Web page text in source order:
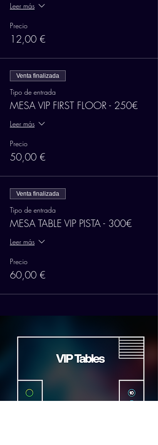
Leer más
Precio
12,00 €
Venta finalizada
Tipo de entrada
MESA VIP FIRST FLOOR - 250€
Leer más
Precio
50,00 €
Venta finalizada
Tipo de entrada
MESA TABLE VIP PISTA - 300€
Leer más
Precio
60,00 €